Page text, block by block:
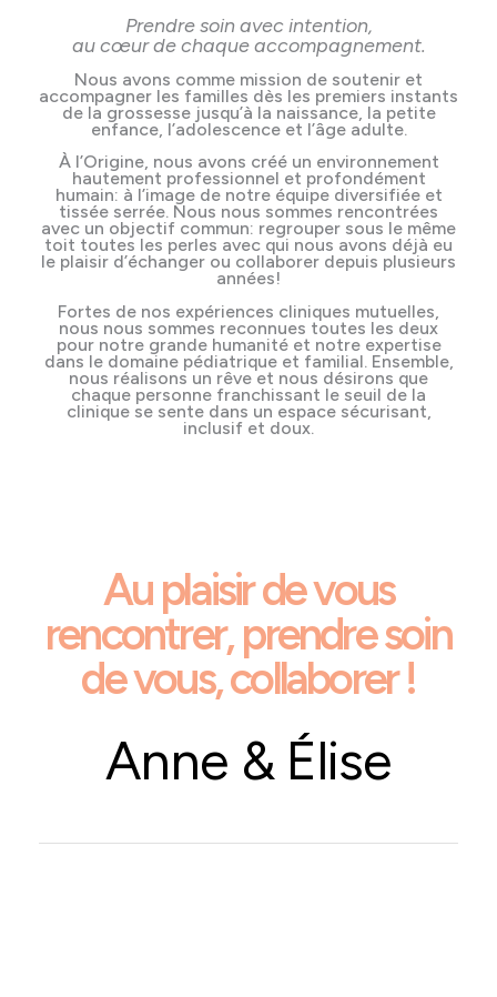
Prendre soin avec intention,
au cœur de chaque accompagnement.
Nous avons comme mission de soutenir et
accompagner les familles dès les premiers instants
de la grossesse jusqu’à la naissance, la petite
enfance, l’adolescence et l’âge adulte.
À l’Origine, nous avons créé un environnement
hautement professionnel et profondément
humain: à l’image de notre équipe diversifiée et
tissée serrée. Nous nous sommes rencontrées
avec un objectif commun: regrouper sous le même
toit toutes les perles avec qui nous avons déjà eu
le plaisir d’échanger ou collaborer depuis plusieurs
années!
Fortes de nos expériences cliniques mutuelles,
nous nous sommes reconnues toutes les deux
pour notre grande humanité et notre expertise
dans le domaine pédiatrique et familial. Ensemble,
nous réalisons un rêve et nous désirons que
chaque personne franchissant le seuil de la
clinique se sente dans un espace sécurisant,
inclusif et doux.
Au plaisir de vous
rencontrer, prendre soin
de vous, collaborer !
Anne & Élise